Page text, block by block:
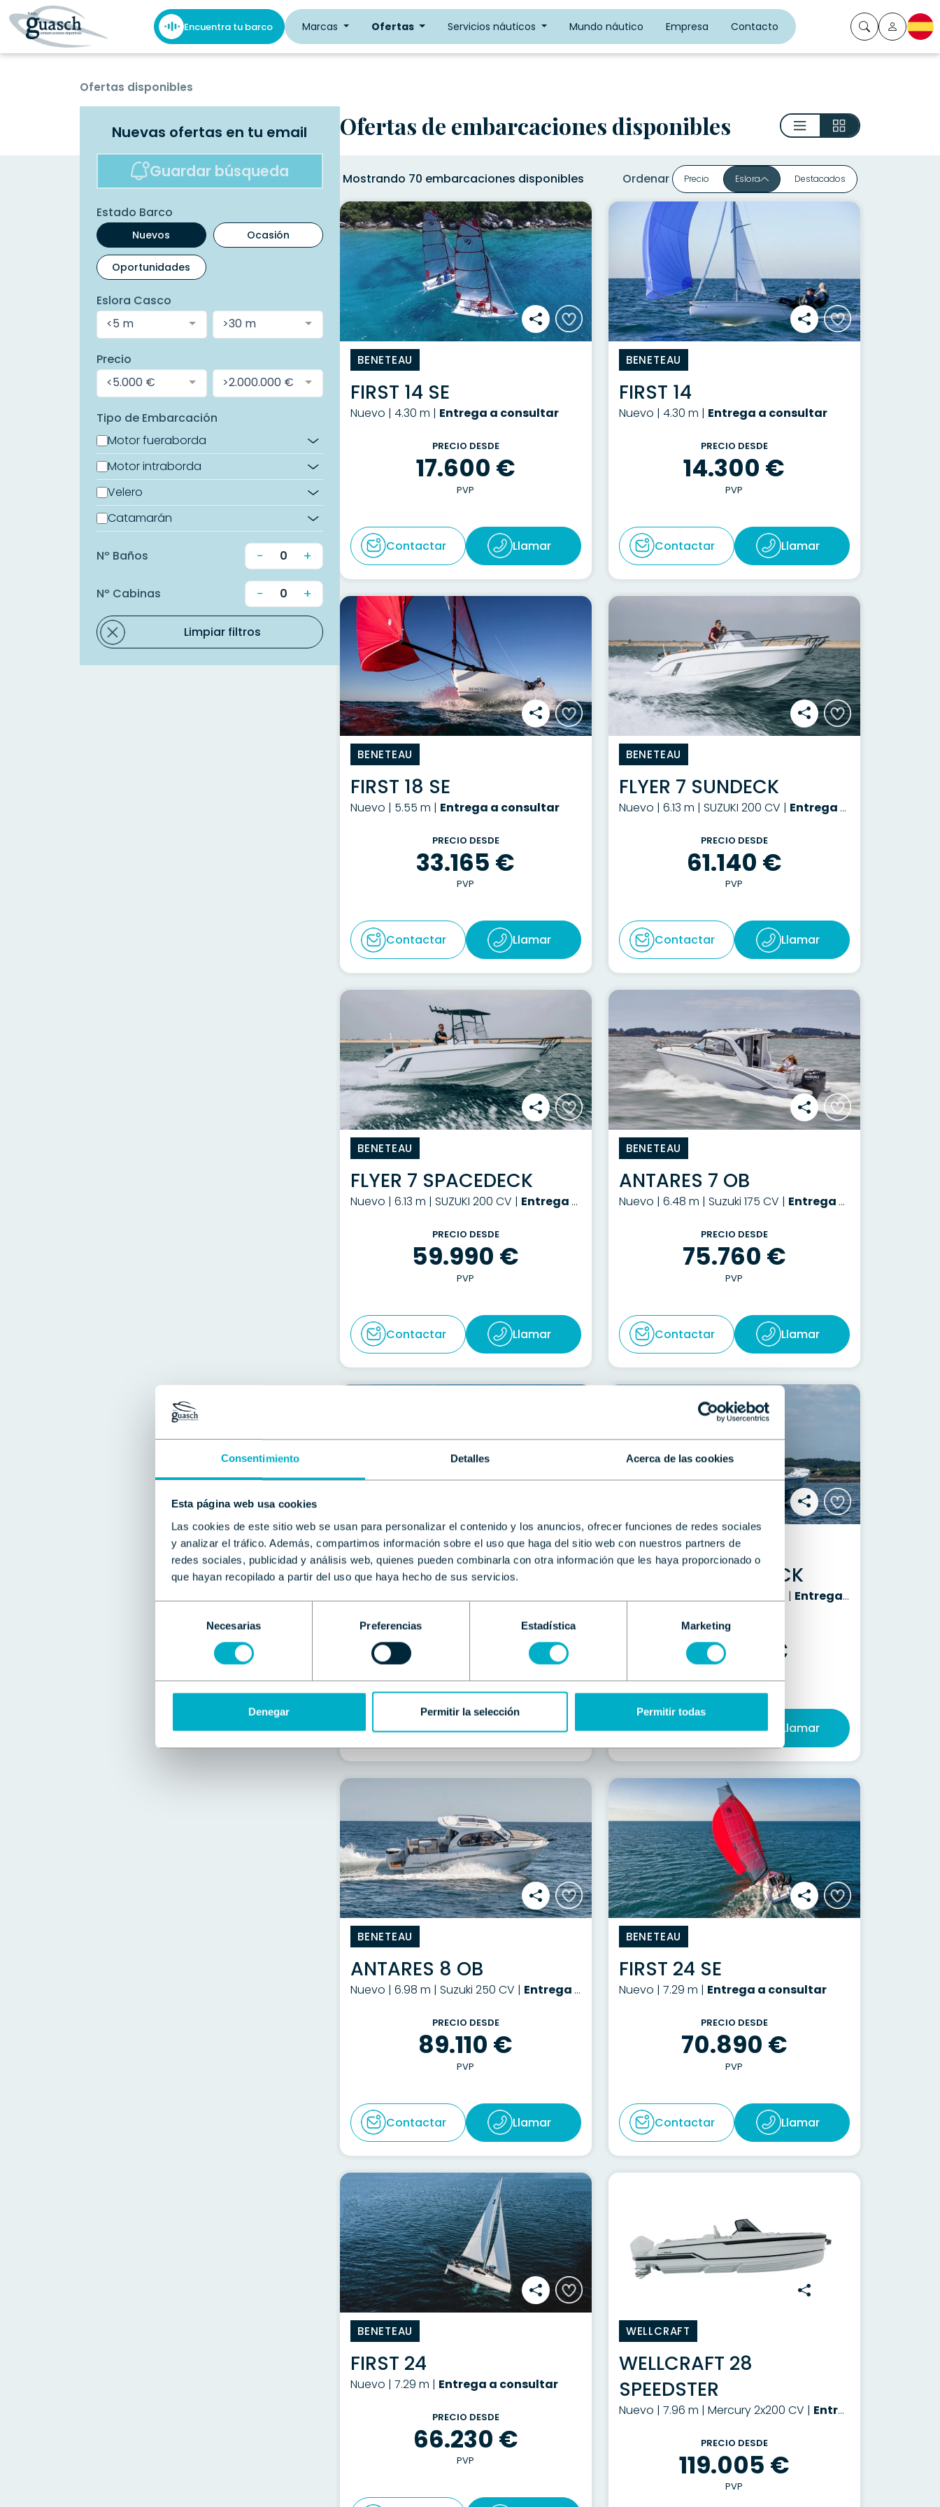
Consentimiento Detalles Acerca de las cookies
Esta página web usa cookies
Las cookies de este sitio web se usan para personalizar el contenido y los anuncios, ofrecer funciones de redes sociales
y analizar el tráfico. Además, compartimos información sobre el uso que haga del sitio web con nuestros partners de
redes sociales, publicidad y análisis web, quienes pueden combinarla con otra información que les haya proporcionado o
que hayan recopilado a partir del uso que haya hecho de sus servicios.
consentimiento
Necesarias Preferencias Estadística Marketing
Denegar Permitir la selección Permitir todas
Encuentra tu barco Marcas Ofertas Servicios náuticos Mundo náutico Empresa Contacto ES
Ofertas disponibles
Ofertas de embarcaciones disponibles Vista listaVista grid
Nuevas ofertas en tu email
Guardar búsqueda
Estado Barco
Nuevos Ocasión
Oportunidades
Eslora Casco
<5 m
>30 m
Precio
<5.000 €
>2.000.000 €
Tipo de Embarcación
Motor fueraborda
Motor intraborda
Velero
Catamarán
Nº Baños − +
Nº Cabinas − +
Limpiar filtros
Mostrando 70 embarcaciones disponibles Ordenar Precio Eslora Destacados
BENETEAU
FIRST 14 SE
Nuevo | 4.30 m | Entrega a consultar
PRECIO DESDE
17.600 €
PVP
Contactar Llamar
BENETEAU
FIRST 14
Nuevo | 4.30 m | Entrega a consultar
PRECIO DESDE
14.300 €
PVP
Contactar Llamar
BENETEAU
FIRST 18 SE
Nuevo | 5.55 m | Entrega a consultar
PRECIO DESDE
33.165 €
PVP
Contactar Llamar
BENETEAU
FLYER 7 SUNDECK
Nuevo | 6.13 m | SUZUKI 200 CV | Entrega a consultar
PRECIO DESDE
61.140 €
PVP
Contactar Llamar
BENETEAU
FLYER 7 SPACEDECK
Nuevo | 6.13 m | SUZUKI 200 CV | Entrega a consultar
PRECIO DESDE
59.990 €
PVP
Contactar Llamar
BENETEAU
ANTARES 7 OB
Nuevo | 6.48 m | Suzuki 175 CV | Entrega a consultar
PRECIO DESDE
75.760 €
PVP
Contactar Llamar
BENETEAU
FLYER 8 SUNDECK
Contactar Llamar
BENETEAU
FLYER 8 SPACEDECK
Nuevo | 6.96 m | SUZUKI 350 CV | Entrega a consultar
PRECIO DESDE
86.430 €
Contactar Llamar
BENETEAU
ANTARES 8 OB
Nuevo | 6.98 m | Suzuki 250 CV | Entrega a consultar
PRECIO DESDE
89.110 €
PVP
Contactar Llamar
BENETEAU
FIRST 24 SE
Nuevo | 7.29 m | Entrega a consultar
PRECIO DESDE
70.890 €
PVP
Contactar Llamar
BENETEAU
FIRST 24
Nuevo | 7.29 m | Entrega a consultar
PRECIO DESDE
66.230 €
PVP
WELLCRAFT
WELLCRAFT 28
SPEEDSTER
Nuevo | 7.96 m | Mercury 2x200 CV | Entrega a consultar
PRECIO DESDE
119.005 €
PVP